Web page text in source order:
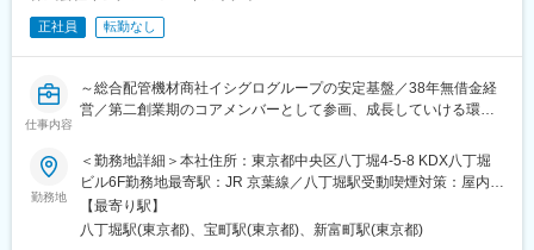
ジメント型営業です。
中心にアプローチしています。
建築業界でDXの意識が高まるなか、独自のシステム開発技術とソ
リューション提供を行う当社ではパッケージソフトのカスタマイ
ズやベースシステムを活かした受託開発の引き合いが急増中！営
業体制を強化するための募集です。
正社員 転勤なし
仕事内容
～総合配管機材商社イシグログループの安定基盤／38年無借金経
営／第二創業期のコアメンバーとして参画、成長していける環境
建設プロジェクトの人材ニーズを捉え、高い専門性を持つ技術者
（施工管理・CADオペレーター等）を繋ぐ役割を担って頂きま
す。派遣社員の定期的なフォローやキャリア相談、派遣先企業と
のリレーション構築や人材提案が主な業務です。また、営業活動
勤務地
＜勤務地詳細＞本社住所：東京都中央区八丁堀4-5-8 KDX八丁堀
ビル6F勤務地最寄駅：JR 京葉線／八丁堀駅受動喫煙対策：屋内全
面禁煙変更の範囲：会社の定める事業所
【最寄り駅】
八丁堀駅(東京都)、宝町駅(東京都)、新富町駅(東京都)